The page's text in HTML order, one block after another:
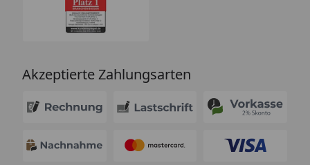
Akzeptierte Zahlungsarten